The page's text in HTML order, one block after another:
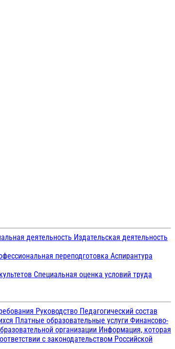
деятельность Издательская деятельность
переподготовка Аспирантура
Специальная оценка условий труда
Руководство Педагогический состав
Платные образовательные услуги Финансово-
организации Информация, которая
с законодательством Российской